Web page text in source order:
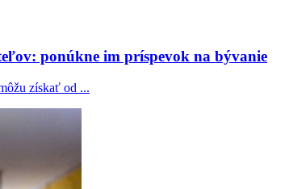
ponúkne im príspevok na bývanie
získať od ...